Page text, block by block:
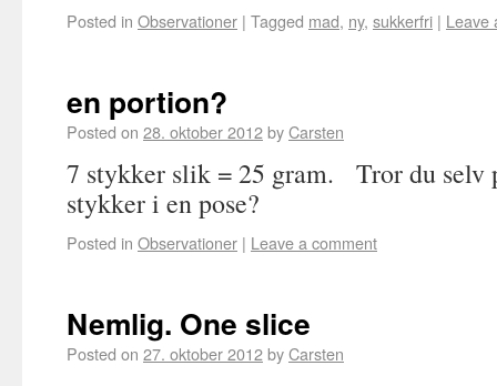
Posted in Observationer | Tagged mad, ny, sukkerfri | Leave
en portion?
Posted on 28. oktober 2012byCarsten
7 stykker slik = 25 gram. Tror du selv
stykker i en pose?
Posted in Observationer | Leave a comment
Nemlig. One slice
Posted on 27. oktober 2012byCarsten